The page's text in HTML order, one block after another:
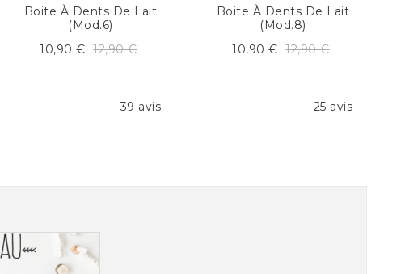
Boite À Dents De Lait
(mod.6)
10,90 € 12,90 €
39 avis
Boite À Dents De Lait
(mod.8)
10,90 € 12,90 €
25 avis